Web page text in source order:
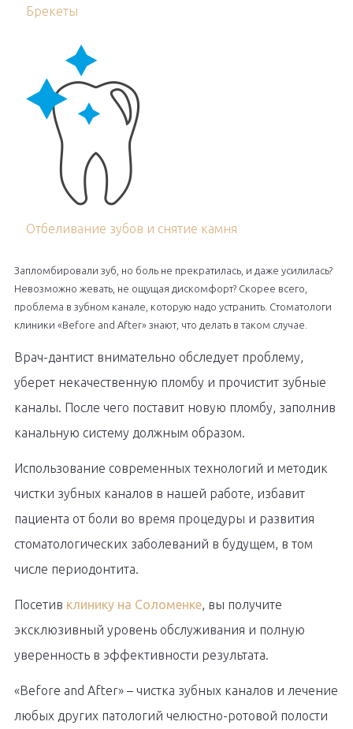
Брекеты
Отбеливание зубов и снятие камня
Запломбировали зуб, но боль не прекратилась, и даже усилилась?
Невозможно жевать, не ощущая дискомфорт? Скорее всего,
проблема в зубном канале, которую надо устранить. Стоматологи
клиники «Before and After» знают, что делать в таком случае.
Врач-дантист внимательно обследует проблему,
уберет некачественную пломбу и прочистит зубные
каналы. После чего поставит новую пломбу, заполнив
канальную систему должным образом.
Использование современных технологий и методик
чистки зубных каналов в нашей работе, избавит
пациента от боли во время процедуры и развития
стоматологических заболеваний в будущем, в том
числе периодонтита.
Посетив клинику на Соломенке, вы получите
эксклюзивный уровень обслуживания и полную
уверенность в эффективности результата.
«Before and After» – чистка зубных каналов и лечение
любых других патологий челюстно-ротовой полости